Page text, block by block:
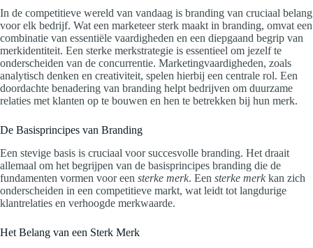
In de competitieve wereld van vandaag is branding van cruciaal belang
voor elk bedrijf. Wat een marketeer sterk maakt in branding, omvat een
combinatie van essentiële vaardigheden en een diepgaand begrip van
merkidentiteit. Een sterke merkstrategie is essentieel om jezelf te
onderscheiden van de concurrentie. Marketingvaardigheden, zoals
analytisch denken en creativiteit, spelen hierbij een centrale rol. Een
doordachte benadering van branding helpt bedrijven om duurzame
relaties met klanten op te bouwen en hen te betrekken bij hun merk.
De Basisprincipes van Branding
Een stevige basis is cruciaal voor succesvolle branding. Het draait
allemaal om het begrijpen van de basisprincipes branding die de
fundamenten vormen voor een sterke merk. Een sterke merkkan zich
onderscheiden in een competitieve markt, wat leidt tot langdurige
klantrelaties en verhoogde merkwaarde.
Het Belang van een Sterk Merk